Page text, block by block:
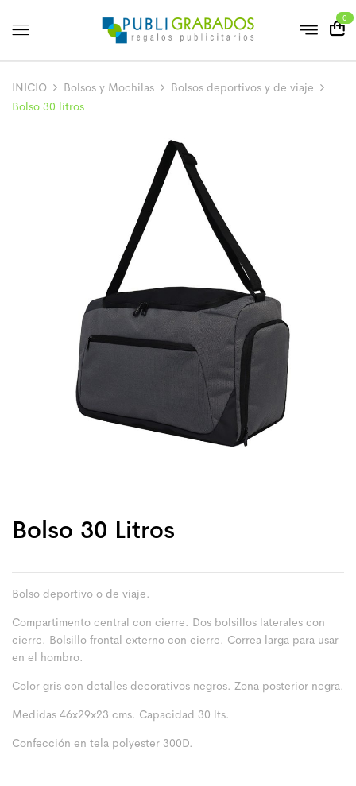
0
INICIO Bolsos y Mochilas
Bolsos deportivos y de viaje
Bolso 30 litros
Bolso 30 Litros
Bolso deportivo o de viaje.
Compartimento central con cierre. Dos bolsillos laterales con
cierre. Bolsillo frontal externo con cierre. Correa larga para usar
en el hombro.
Color gris con detalles decorativos negros. Zona posterior negra.
Medidas 46x29x23 cms. Capacidad 30 lts.
Confección en tela polyester 300D.